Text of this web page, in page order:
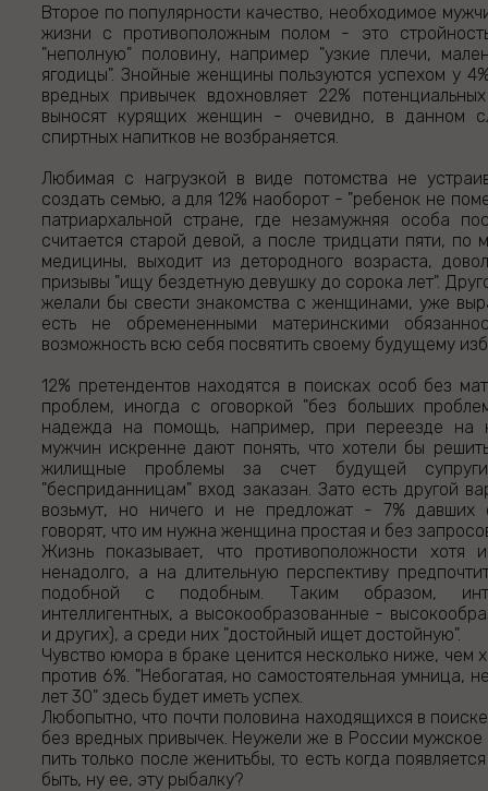
Второе по популярности качество, необходимое
жизни с противоположным полом - это
"неполную" половину, например "узкие плечи,
ягодицы". Знойные женщины пользуются успехом у
вредных привычек вдохновляет 22%
выносят курящих женщин - очевидно, в данном
спиртных напитков не возбраняется.
Любимая с нагрузкой в виде потомства не
создать семью, а для 12% наоборот - "ребенок не
патриархальной стране, где незамужняя особа
считается старой девой, а после тридцати пяти, по
медицины, выходит из детородного возраста,
призывы "ищу бездетную девушку до сорока лет".
желали бы свести знакомства с женщинами, уже
есть не обремененными материнскими
возможность всю себя посвятить своему будущему
12% претендентов находятся в поисках особ без
проблем, иногда с оговоркой "без больших
надежда на помощь, например, при переезде на
мужчин искренне дают понять, что хотели бы
жилищные проблемы за счет будущей
"бесприданницам" вход заказан. Зато есть другой
возьмут, но ничего и не предложат - 7% давших
говорят, что им нужна женщина простая и без
Жизнь показывает, что противоположности хотя
ненадолго, а на длительную перспективу
подобной с подобным. Таким образом,
интеллигентных, а высокообразованные -
и других), а среди них "достойный ищет достойную".
Чувство юмора в браке ценится несколько ниже, чем
против 6%. "Небогатая, но самостоятельная умница,
лет 30" здесь будет иметь успех.
Любопытно, что почти половина находящихся в
без вредных привычек. Неужели же в России мужское
пить только после женитьбы, то есть когда
быть, ну ее, эту рыбалку?